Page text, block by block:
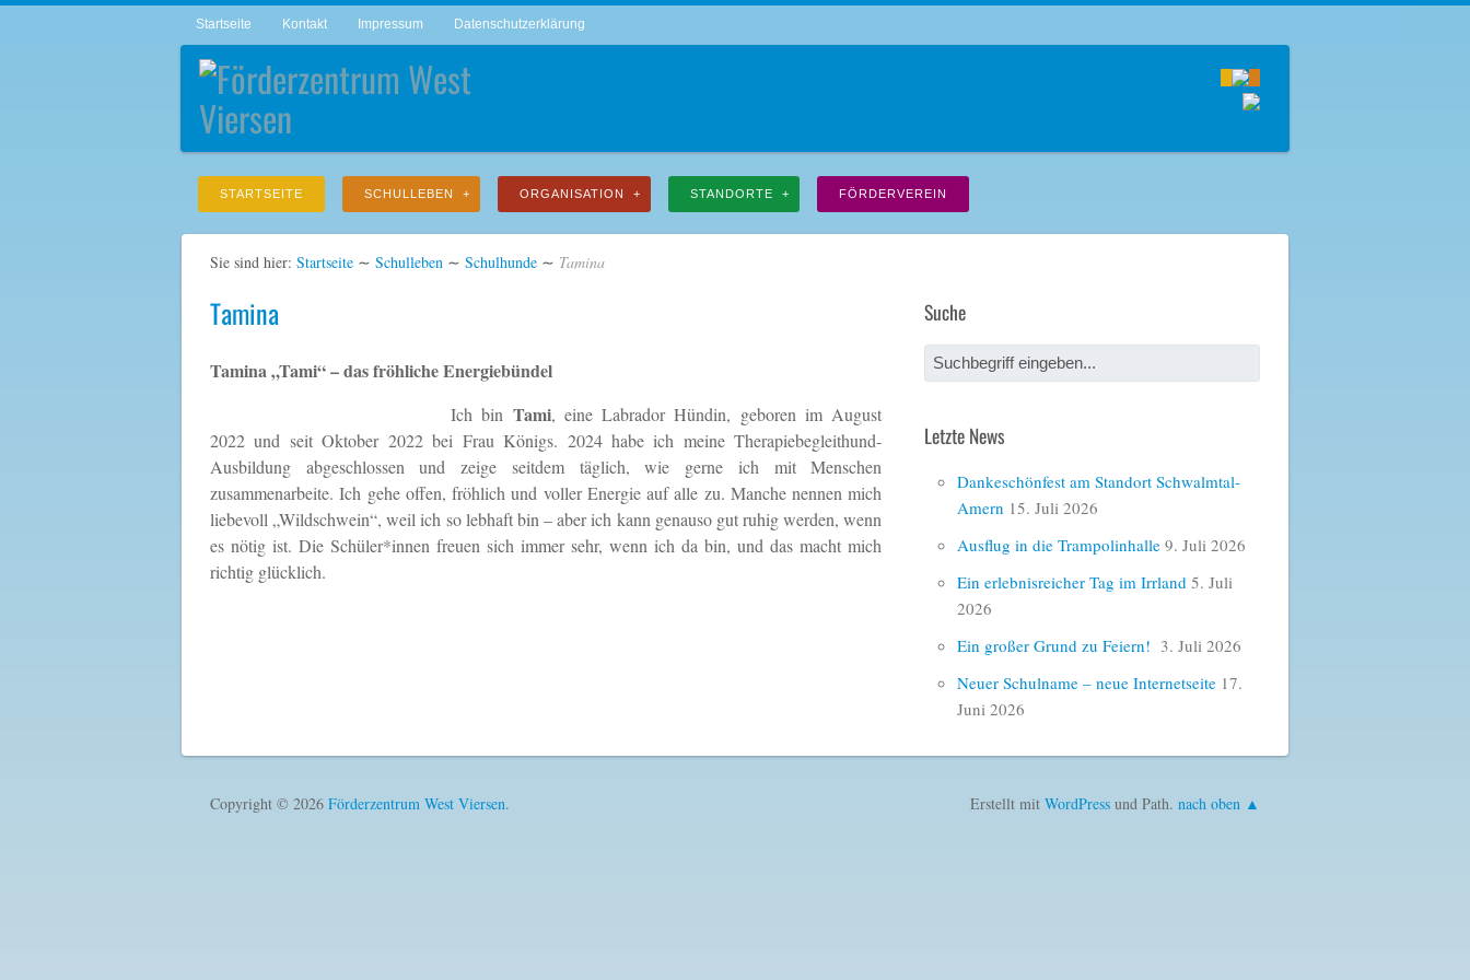
Startseite Kontakt Impressum Datenschutzerklärung
STARTSEITE SCHULLEBEN ORGANISATION STANDORTE FÖRDERVEREIN
Sie sind hier: Startseite ∼ Schulleben ∼ Schulhunde ∼ Tamina
Tamina
Tamina „Tami“ – das fröhliche Energiebündel
Ich bin Tami, eine Labrador Hündin, geboren im August
2022 und seit Oktober 2022 bei Frau Königs. 2024 habe ich meine Therapiebegleithund-
Ausbildung abgeschlossen und zeige seitdem täglich, wie gerne ich mit Menschen
zusammenarbeite. Ich gehe offen, fröhlich und voller Energie auf alle zu. Manche nennen mich
liebevoll „Wildschwein“, weil ich so lebhaft bin – aber ich kann genauso gut ruhig werden, wenn
es nötig ist. Die Schüler*innen freuen sich immer sehr, wenn ich da bin, und das macht mich
richtig glücklich.
Suche
Letzte News
Dankeschönfest am Standort Schwalmtal-
Amern 15. Juli 2026
Ausflug in die Trampolinhalle 9. Juli 2026
Ein erlebnisreicher Tag im Irrland 5. Juli
2026
Ein großer Grund zu Feiern! 3. Juli 2026
Neuer Schulname – neue Internetseite 17.
Juni 2026
Copyright © 2026 Förderzentrum West Viersen. Erstellt mit WordPressund Path. nach oben